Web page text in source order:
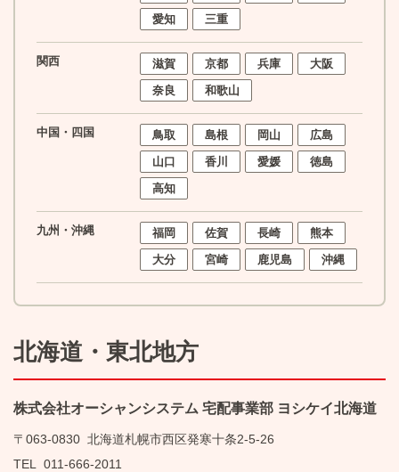
愛知
三重
関西 滋賀 京都 兵庫
大阪
奈良
和歌山
中国・四国 鳥取 島根 岡山
広島
山口
香川 愛媛
徳島
高知
九州・沖縄 福岡 佐賀 長崎
熊本
大分
宮崎 鹿児島 沖縄
北海道・東北地方
株式会社オーシャンシステム 宅配事業部 ヨシケイ北海道
〒063-0830 北海道札幌市西区発寒十条2-5-26
TEL
011-666-2011